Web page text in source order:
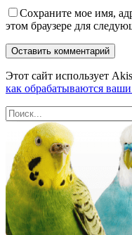
Сохраните мое имя,
этом браузере для
Этот сайт использует
как обрабатываются